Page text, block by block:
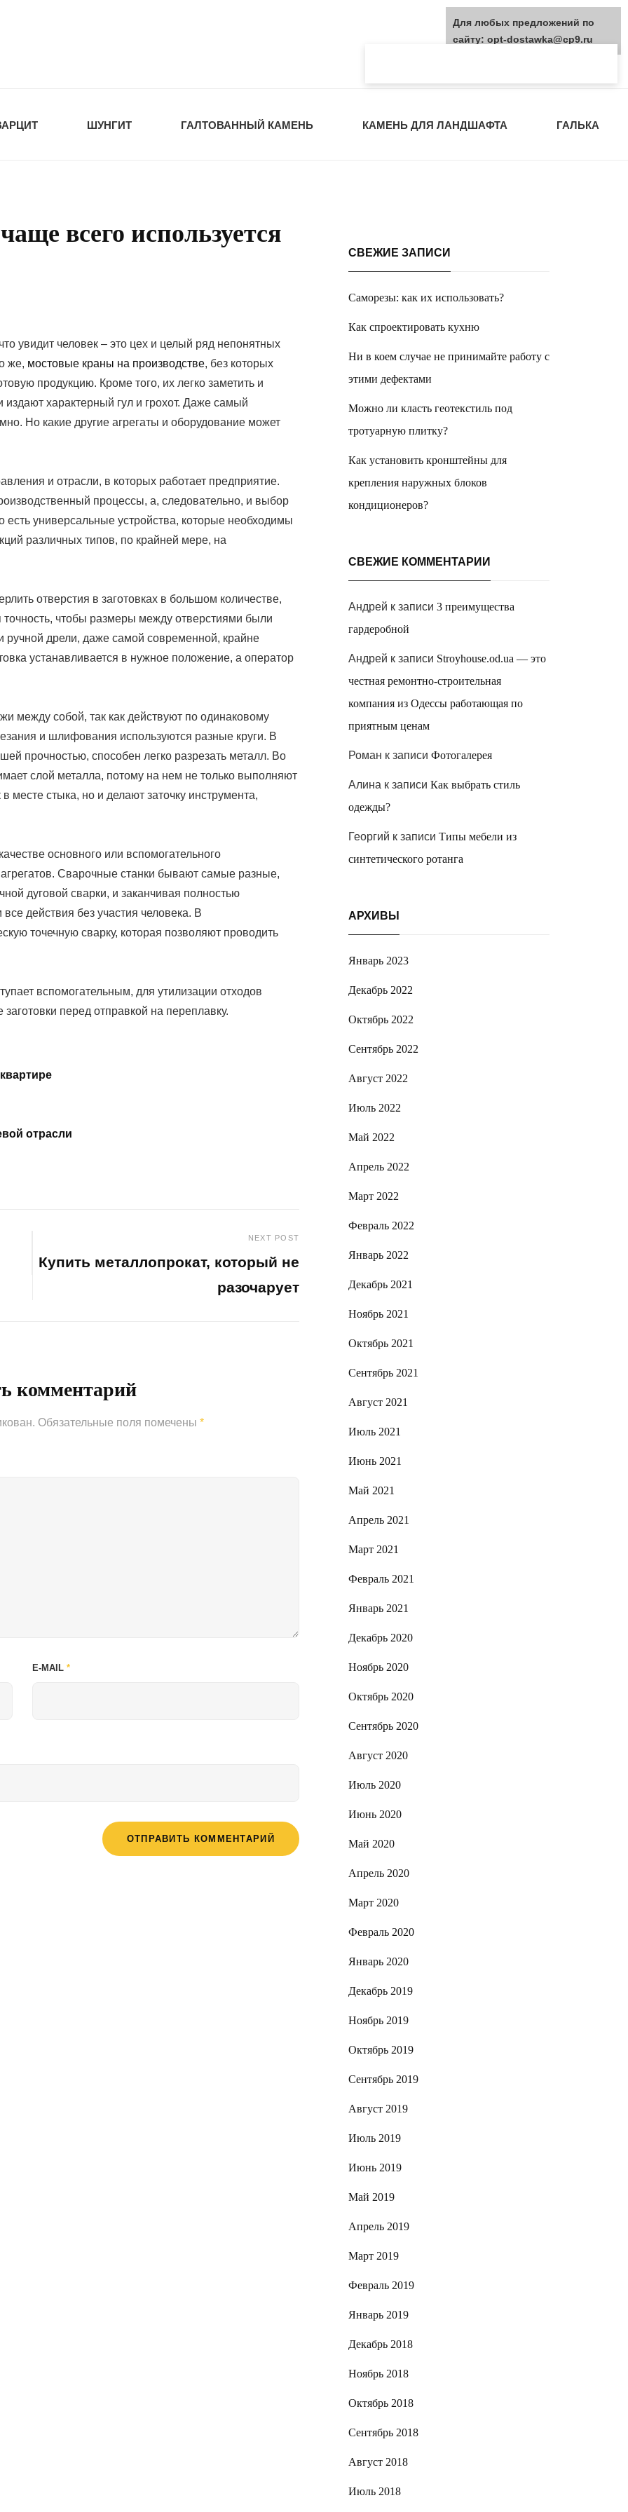
ШУНГИТ ГАЛТОВАННЫЙ КАМЕНЬ КАМЕНЬ ДЛЯ ЛАНДШАФТА ГАЛЬКА
всего используется
увидит человек – это цех и целый ряд непонятных
же, мостовые краны на производстве, без которых
продукцию. Кроме того, их легко заметить и
характерный гул и грохот. Даже самый
Но какие другие агрегаты и оборудование может
и отрасли, в которых работает предприятие.
процессы, а, следовательно, и выбор
универсальные устройства, которые необходимы
различных типов, по крайней мере, на
отверстия в заготовках в большом количестве,
чтобы размеры между отверстиями были
дрели, даже самой современной, крайне
устанавливается в нужное положение, а оператор
между собой, так как действуют по одинаковому
и шлифования используются разные круги. В
прочностью, способен легко разрезать металл. Во
слой металла, потому на нем не только выполняют
месте стыка, но и делают заточку инструмента,
основного или вспомогательного
Сварочные станки бывают самые разные,
дуговой сварки, и заканчивая полностью
действия без участия человека. В
точечную сварку, которая позволяют проводить
вспомогательным, для утилизации отходов
перед отправкой на переплавку.
отрасли
NEXT POST
Купить металлопрокат, который не
разочарует
комментарий
Обязательные поля помечены *
E-MAIL *
СВЕЖИЕ ЗАПИСИ
Саморезы: как их использовать?
Как спроектировать кухню
Ни в коем случае не принимайте работу с
этими дефектами
Можно ли класть геотекстиль под
тротуарную плитку?
Как установить кронштейны для
крепления наружных блоков
кондиционеров?
СВЕЖИЕ КОММЕНТАРИИ
Андрей к записи 3 преимущества
гардеробной
Андрей к записи Stroyhouse.od.ua — это
честная ремонтно-строительная
компания из Одессы работающая по
приятным ценам
Роман к записи Фотогалерея
Алина к записи Как выбрать стиль
одежды?
Георгий к записи Типы мебели из
синтетического ротанга
АРХИВЫ
Январь 2023
Декабрь 2022
Октябрь 2022
Сентябрь 2022
Август 2022
Июль 2022
Май 2022
Апрель 2022
Март 2022
Февраль 2022
Январь 2022
Декабрь 2021
Ноябрь 2021
Октябрь 2021
Сентябрь 2021
Август 2021
Июль 2021
Июнь 2021
Май 2021
Апрель 2021
Март 2021
Февраль 2021
Январь 2021
Декабрь 2020
Ноябрь 2020
Октябрь 2020
Сентябрь 2020
Август 2020
Июль 2020
Июнь 2020
Май 2020
Апрель 2020
Март 2020
Февраль 2020
Январь 2020
Декабрь 2019
Ноябрь 2019
Октябрь 2019
Сентябрь 2019
Август 2019
Июль 2019
Июнь 2019
Май 2019
Апрель 2019
Март 2019
Февраль 2019
Январь 2019
Декабрь 2018
Ноябрь 2018
Октябрь 2018
Сентябрь 2018
Август 2018
Июль 2018
Для любых предложений по
сайту: opt-dostawka@cp9.ru